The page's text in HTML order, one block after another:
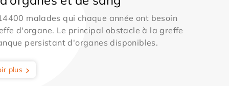
malades qui chaque année ont besoin
d'organe. Le principal obstacle à la greffe
persistant d'organes disponibles.
plus